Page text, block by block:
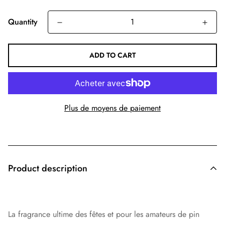
Quantity
ADD TO CART
Plus de moyens de paiement
Product description
La fragrance ultime des fêtes et pour les amateurs de pin